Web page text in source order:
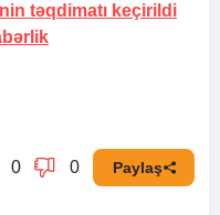
təqdimatı keçirildi
0 0 Paylaş